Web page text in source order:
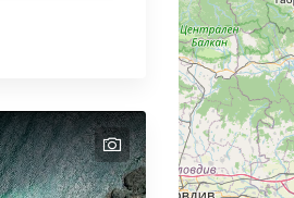
text
text
text